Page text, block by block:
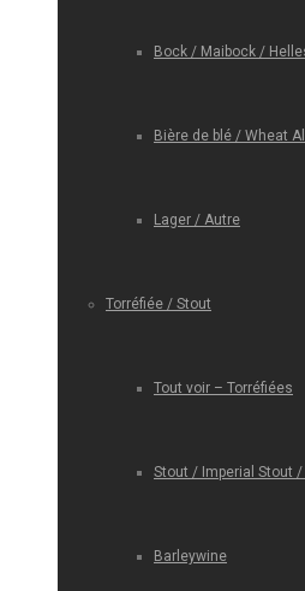
Bock / Maibock /
Bière de blé / Wheat
Lager / Autre
Torréfiée / Stout
Tout voir – Torréfiées
Stout / Imperial Stout /
Barleywine